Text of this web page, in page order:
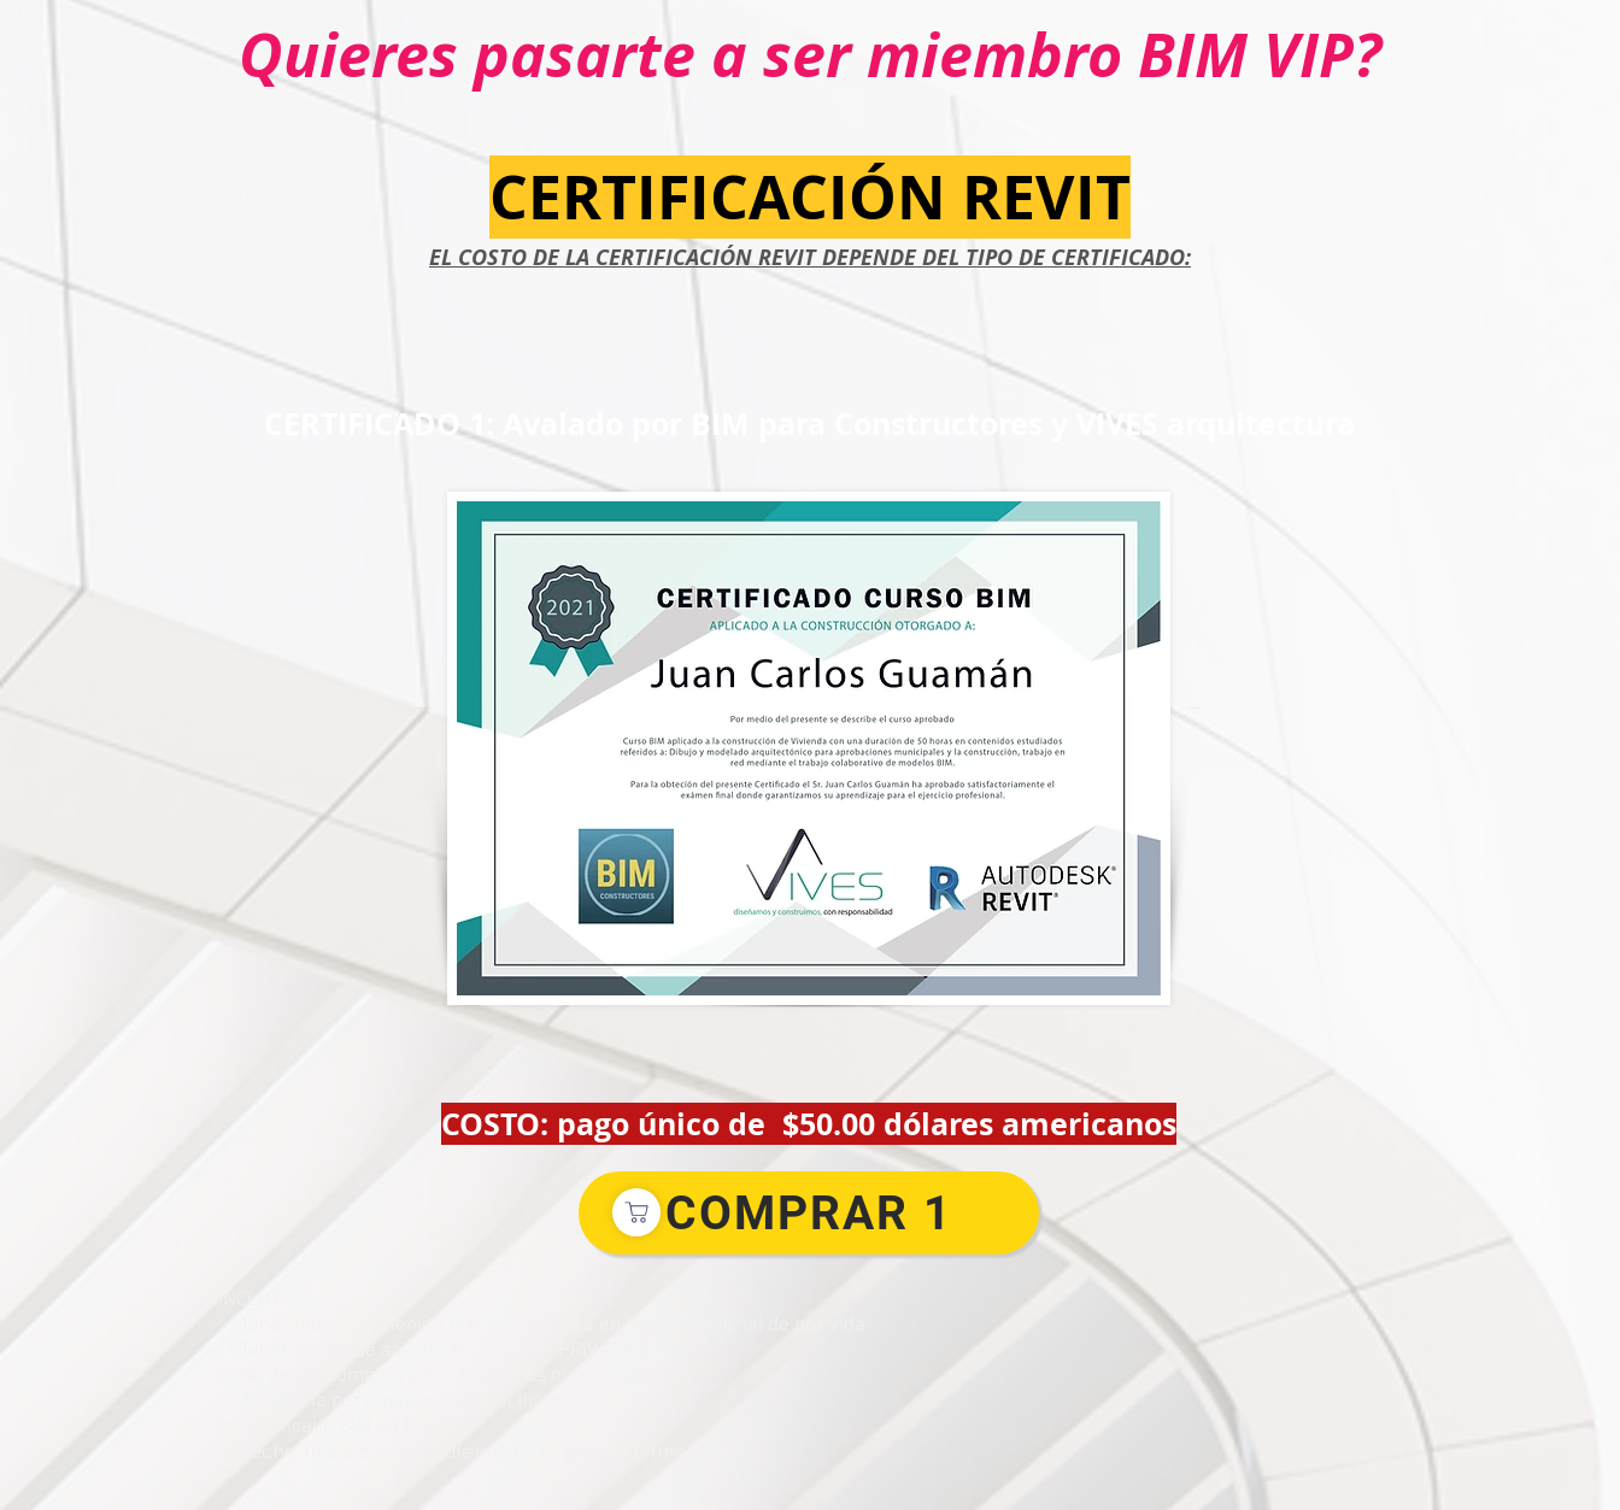
Quieres pasarte a ser miembro BIM VIP?
CERTIFICACIÓN REVIT
EL COSTO DE LA CERTIFICACIÓN REVIT DEPENDE DEL TIPO DE CERTIFICADO:
CERTIFICADO 1: Avalado por BIM para Constructores y VIVES arquitectura
COSTO: pago único de $50.00 dólares americanos
COMPRAR 1